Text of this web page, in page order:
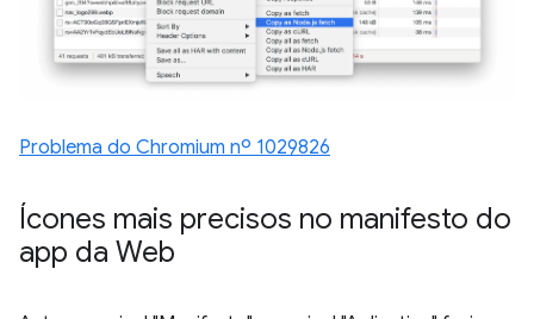
Problema do Chromium nº 1029826
Ícones mais precisos no manifesto do
app da Web